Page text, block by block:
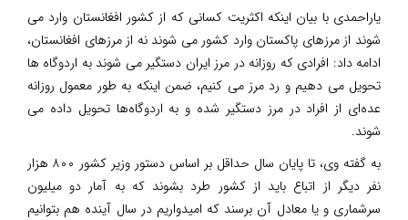
یاراحمدی با بیان اینکه اکثریت کسانی که از کشور افغانستان وارد می
شوند از مرزهای پاکستان وارد کشور می شوند نه از مرزهای افغانستان،
ادامه داد: افرادی که روزانه در مرز ایران دستگیر می شوند به اردوگاه ها
تحویل می دهیم و رد مرز می کنیم، ضمن اینکه به طور معمول روزانه
عده‌ای از افراد در مرز دستگیر شده و به اردوگاه‌ها تحویل داده می
شوند.
به گفته وی، تا پایان سال حداقل بر اساس دستور وزیر کشور ۸۰۰ هزار
نفر دیگر از اتباع باید از کشور طرد بشوند که به آمار دو میلیون
سرشماری و یا معادل آن برسند که امیدواریم در سال آینده هم بتوانیم